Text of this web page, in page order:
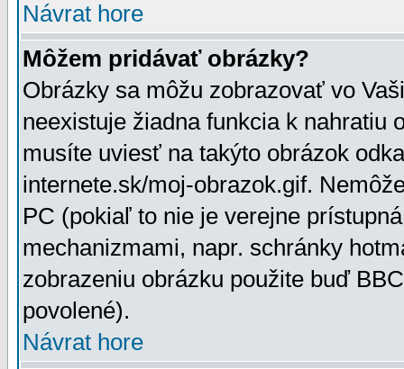
Návrat hore
Môžem pridávať obrázky?
Obrázky sa môžu zobrazovať vo
neexistuje žiadna funkcia k nahratiu
musíte uviesť na takýto obrázok
internete.sk/moj-obrazok.gif.
PC (pokiaľ to nie je verejne
mechanizmami, napr. schránky
zobrazeniu obrázku použite buď
povolené).
Návrat hore